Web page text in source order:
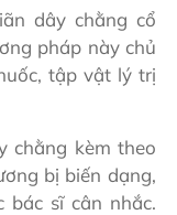
dây chằng cổ
pháp này chủ
tập vật lý trị
chằng kèm theo
bị biến dạng,
bác sĩ cân nhắc.